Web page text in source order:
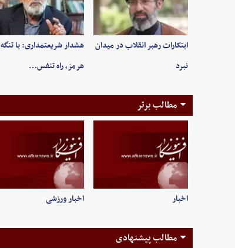
ابتکارات رهبر انقلاب در میدان
نبرد
هشدار شریعتمداری: با تنگه
هرمز، راه تنفس…
مطالب برتر
اخبار اخبار ورزشی
مطالب پیشنهادی